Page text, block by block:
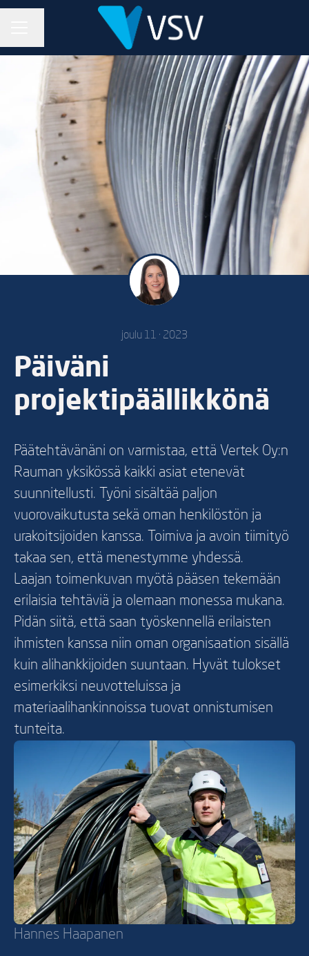
joulu 11 · 2023
Päiväni
projektipäällikkönä
Päätehtävänäni on varmistaa, että Vertek Oy:n
Rauman yksikössä kaikki asiat etenevät
suunnitellusti. Työni sisältää paljon
vuorovaikutusta sekä oman henkilöstön ja
urakoitsijoiden kanssa. Toimiva ja avoin tiimityö
takaa sen, että menestymme yhdessä.
Laajan toimenkuvan myötä pääsen tekemään
erilaisia tehtäviä ja olemaan monessa mukana.
Pidän siitä, että saan työskennellä erilaisten
ihmisten kanssa niin oman organisaation sisällä
kuin alihankkijoiden suuntaan. Hyvät tulokset
esimerkiksi neuvotteluissa ja
materiaalihankinnoissa tuovat onnistumisen
tunteita.
Hannes Haapanen